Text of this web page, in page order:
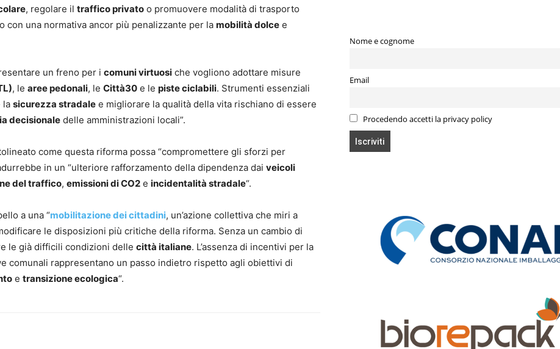
, regolare il traffico privato o promuovere modalità di trasporto
una normativa ancor più penalizzante per la mobilità dolce e
un freno per i comuni virtuosi che vogliono adottare misure
, le aree pedonali, le Città30 e le piste ciclabili. Strumenti essenziali
la sicurezza stradale e migliorare la qualità della vita rischiano di essere
decisionale delle amministrazioni locali”.
come questa riforma possa “compromettere gli sforzi per
in un “ulteriore rafforzamento della dipendenza dai veicoli
del traffico, emissioni di CO2 e incidentalità stradale“.
a una “mobilitazione dei cittadini, un’azione collettiva che miri a
le disposizioni più critiche della riforma. Senza un cambio di
le già difficili condizioni delle città italiane. L’assenza di incentivi per la
comunali rappresentano un passo indietro rispetto agli obiettivi di
e transizione ecologica“.
Nome e cognome
Email
Procedendo accetti la privacy policy